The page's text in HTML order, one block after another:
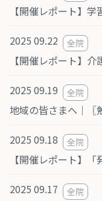
2025 09.22 全院
2025 09.19 全院
2025 09.18 全院
2025 09.17 全院